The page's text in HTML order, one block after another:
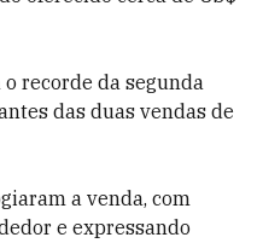
recorde da segunda
das duas vendas de
a venda, com
e expressando